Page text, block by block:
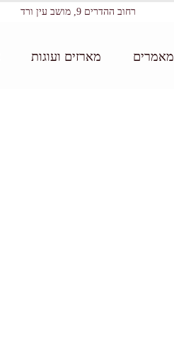
רחוב ההדרים 9, מושב עין ורד
מאמרים מארזים ועוגות